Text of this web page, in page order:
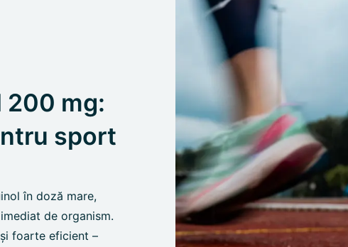
200 mg:
sport
în doză mare,
de organism.
foarte eficient –